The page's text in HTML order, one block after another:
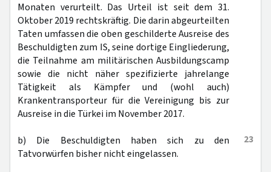
Monaten verurteilt. Das Urteil ist seit dem 31.
Oktober 2019 rechtskräftig. Die darin abgeurteilten
Taten umfassen die oben geschilderte Ausreise des
Beschuldigten zum IS, seine dortige Eingliederung,
die Teilnahme am militärischen Ausbildungscamp
sowie die nicht näher spezifizierte jahrelange
Tätigkeit als Kämpfer und (wohl auch)
Krankentransporteur für die Vereinigung bis zur
Ausreise in die Türkei im November 2017.
23
b) Die Beschuldigten haben sich zu den
Tatvorwürfen bisher nicht eingelassen.